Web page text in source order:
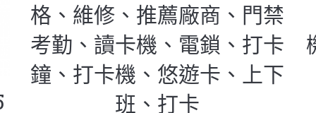
格、維修、推薦廠商、門禁
考勤、讀卡機、電鎖、打卡
鐘、打卡機、悠遊卡、上下
班、打卡